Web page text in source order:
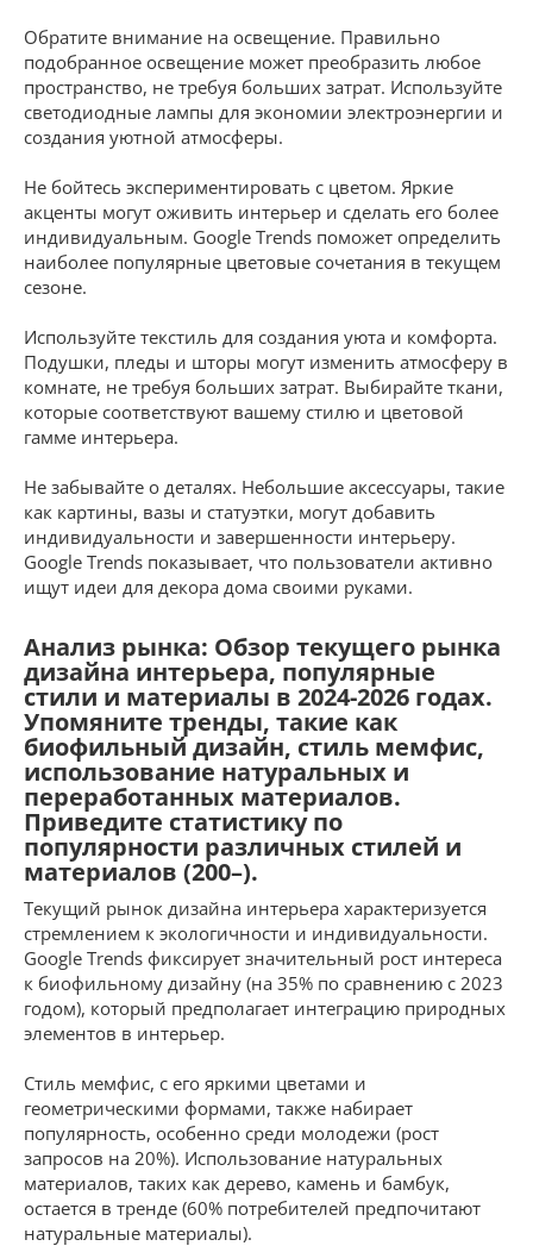
Обратите внимание на освещение. Правильно
подобранное освещение может преобразить любое
пространство, не требуя больших затрат. Используйте
светодиодные лампы для экономии электроэнергии и
создания уютной атмосферы.
Не бойтесь экспериментировать с цветом. Яркие
акценты могут оживить интерьер и сделать его более
индивидуальным. Google Trends поможет определить
наиболее популярные цветовые сочетания в текущем
сезоне.
Используйте текстиль для создания уюта и комфорта.
Подушки, пледы и шторы могут изменить атмосферу в
комнате, не требуя больших затрат. Выбирайте ткани,
которые соответствуют вашему стилю и цветовой
гамме интерьера.
Не забывайте о деталях. Небольшие аксессуары, такие
как картины, вазы и статуэтки, могут добавить
индивидуальности и завершенности интерьеру.
Google Trends показывает, что пользователи активно
ищут идеи для декора дома своими руками.
Анализ рынка: Обзор текущего рынка
дизайна интерьера, популярные
стили и материалы в 2024-2026 годах.
Упомяните тренды, такие как
биофильный дизайн, стиль мемфис,
использование натуральных и
переработанных материалов.
Приведите статистику по
популярности различных стилей и
материалов (200–).
Текущий рынок дизайна интерьера характеризуется
стремлением к экологичности и индивидуальности.
Google Trends фиксирует значительный рост интереса
к биофильному дизайну (на 35% по сравнению с 2023
годом), который предполагает интеграцию природных
элементов в интерьер.
Стиль мемфис, с его яркими цветами и
геометрическими формами, также набирает
популярность, особенно среди молодежи (рост
запросов на 20%). Использование натуральных
материалов, таких как дерево, камень и бамбук,
остается в тренде (60% потребителей предпочитают
натуральные материалы).